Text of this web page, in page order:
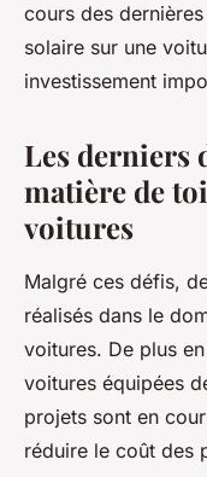
cours des dernières
solaire sur une
investissement
Les derniers
matière de
voitures
Malgré ces défis,
réalisés dans le
voitures. De plus
voitures équipées
projets sont en
réduire le coût des